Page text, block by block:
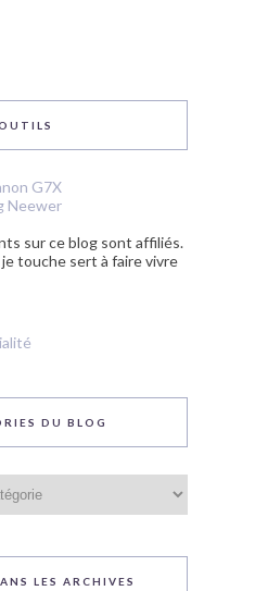
G7X
Neewer
sur ce blog sont affiliés.
touche sert à faire vivre
DU BLOG
LES ARCHIVES